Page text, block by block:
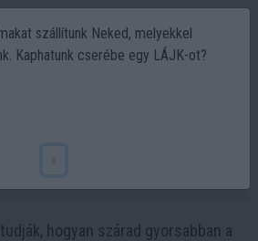
hogyan szárad gyorsabban a
szállítunk Neked, melyekkel
Kaphatunk cserébe egy LÁJK-ot?